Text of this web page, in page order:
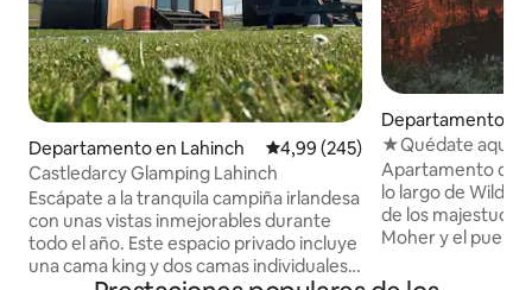
Departamento en Lahinch Calificación promedio: 4,99 de
4,99 (245)
Castledarcy Glamping Lahinch
Escápate a la tranquila campiña irlandesa
con unas vistas inmejorables durante
todo el año. Este espacio privado incluye
una cama king y dos camas individuales,
Departamento
residencial en
★Quédate aquí Acantilados de Moher y
Doolin★
Apartamento de
lo largo de Wild
de los
Moher y el
californiano🛌 súper